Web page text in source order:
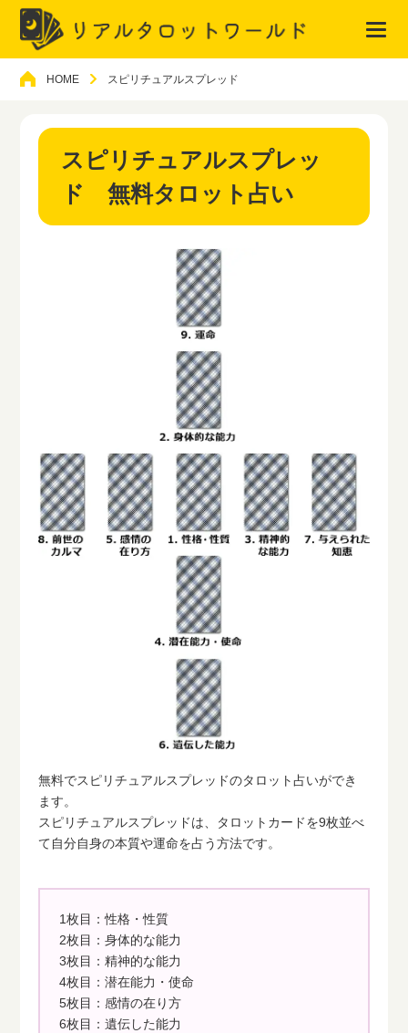
HOME スピリチュアルスプレッド
スピリチュアルスプレッ
ド 無料タロット占い
無料でスピリチュアルスプレッドのタロット占いができ
ます。
スピリチュアルスプレッドは、タロットカードを9枚並べ
て自分自身の本質や運命を占う方法です。
1枚目：性格・性質
2枚目：身体的な能力
3枚目：精神的な能力
4枚目：潜在能力・使命
5枚目：感情の在り方
6枚目：遺伝した能力